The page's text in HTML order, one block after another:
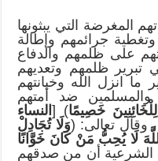
المغرضة التي يبثونها
جرائمهم وإطالة
على ظلمهم والدفاع
تبرير ظلمهم وتعديهم
انزل الله وخيانتهم
ضد أمتهم
خَصِيمًا) [النساء
وقال تعالى: (وَلَا تُجَادِلْ
لَا يُحِبُّ مَنْ كَانَ خَوَّانًا
الشرعية أن من صدقهم